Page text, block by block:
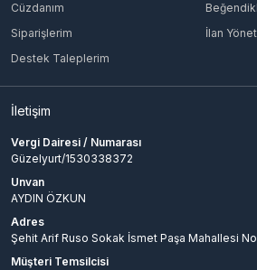
Cüzdanım
Siparişlerim
İlan
Destek Taleplerim
İletişim
Vergi Dairesi / Numarası
Güzelyurt/1530338372
Unvan
AYDIN ÖZKUN
Adres
Şehit Arif Ruso Sokak İsmet Paşa Mahallesi
Müşteri Temsilcisi